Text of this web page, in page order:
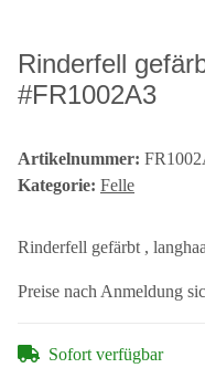
Rinderfell
#FR1002A3
Artikelnummer:
Kategorie: Felle
Rinderfell gefärbt ,
Preise nach Anmeldung
Sofort verfügbar